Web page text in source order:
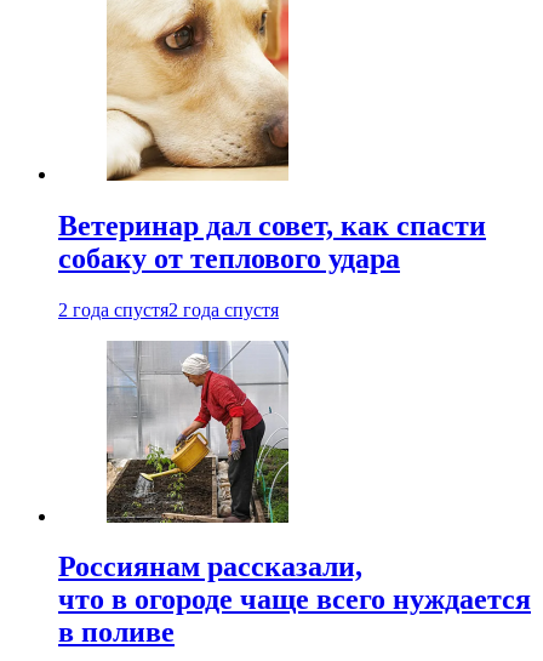
Ветеринар дал совет, как спасти
собаку от теплового удара
2 года спустя2 года спустя
Россиянам рассказали,
что в огороде чаще всего нуждается
в поливе